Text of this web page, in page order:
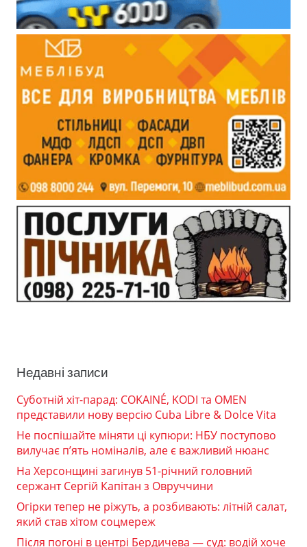
Недавні записи
Суботній хіт-парад: COKAINÉ, KODI та OMEN
представили нову версію Cuba Libre & Dolce Vita
Не поспішайте міняти ці купюри: НБУ поступово
вилучає п’ять номіналів, але є важливий нюанс
На Херсонщині загинув 51-річний головний
сержант Сергій Капітан з Овруччини
Огірки тепер не ріжуть, а розбивають: літній салат,
який став хітом соцмереж
Після погоні в центрі Бердичева — суд: водій хоче